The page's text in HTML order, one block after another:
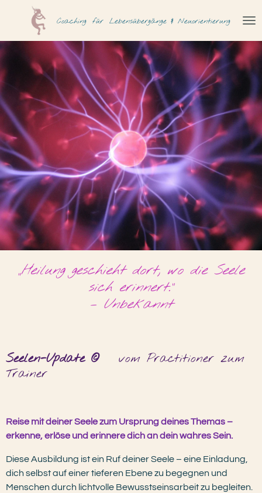
Hauptinhalt
springen
Coaching für Lebensübergänge & Neuorientierung
„Heilung geschieht dort, wo die Seele
sich erinnert.“
– Unbekannt
Seelen-Update © vom Practitioner zum
Trainer
Reise mit deiner Seele zum Ursprung deines Themas –
erkenne, erlöse und erinnere dich an dein wahres Sein.
Diese Ausbildung ist ein Ruf deiner Seele – eine Einladung,
dich selbst auf einer tieferen Ebene zu begegnen und
Menschen durch lichtvolle Bewusstseinsarbeit zu begleiten.